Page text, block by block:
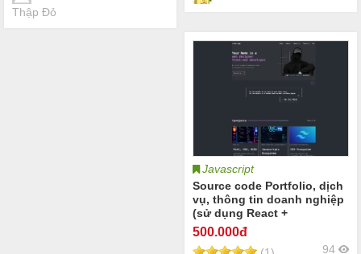
Thập Đỏ
Javascript
Source code Portfolio, dịch
vụ, thông tin doanh nghiệp
(sử dụng React +
Typescript, Tailwinds và
Vite boots, motion React)))
500.000đ
94